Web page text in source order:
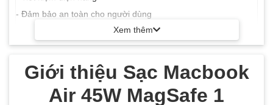
- Đảm bảo an toàn cho người dùng
- Thiết kế thân thiện, gọn nhẹXem thêm
Giới thiệu Sạc Macbook
Air 45W MagSafe 1